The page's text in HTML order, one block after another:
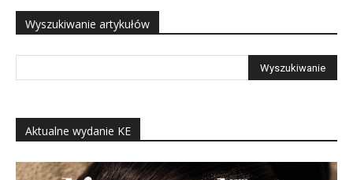
Wyszukiwanie artykułów
Aktualne wydanie KE